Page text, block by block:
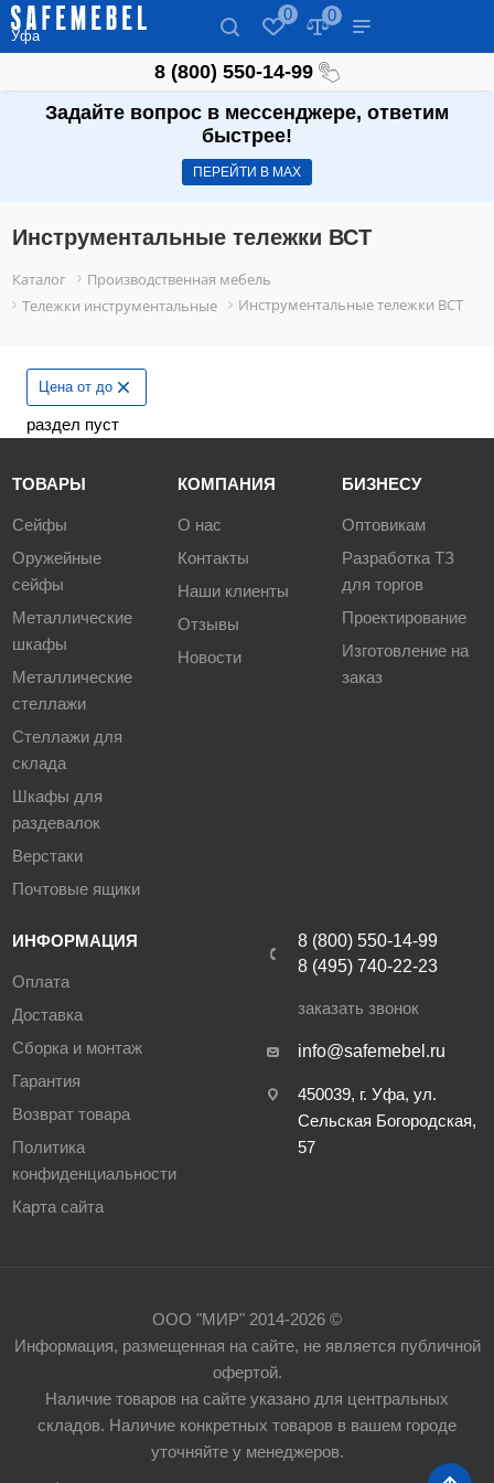
Уфа
0 0
8 (800) 550-14-99
Задайте вопрос в мессенджере, ответим
быстрее!
ПЕРЕЙТИ В МАХ
Инструментальные тележки ВСТ
Каталог
Производственная мебель
Тележки инструментальные
Инструментальные тележки ВСТ
Цена от до
раздел пуст
ТОВАРЫ
Сейфы
Оружейные
сейфы
Металлические
шкафы
Металлические
стеллажи
Стеллажи для
склада
Шкафы для
раздевалок
Верстаки
Почтовые ящики
КОМПАНИЯ
О нас
Контакты
Наши клиенты
Отзывы
Новости
БИЗНЕСУ
Оптовикам
Разработка ТЗ
для торгов
Проектирование
Изготовление на
заказ
ИНФОРМАЦИЯ
Оплата
Доставка
Сборка и монтаж
Гарантия
Возврат товара
Политика
конфиденциальности
Карта сайта
8 (800) 550-14-99
8 (495) 740-22-23
заказать звонок
info@safemebel.ru
450039, г. Уфа, ул.
Сельская Богородская,
57
ООО "МИР" 2014-2026 ©
Информация, размещенная на сайте, не является публичной
офертой.
Наличие товаров на сайте указано для центральных
складов. Наличие конкретных товаров в вашем городе
уточняйте у менеджеров.